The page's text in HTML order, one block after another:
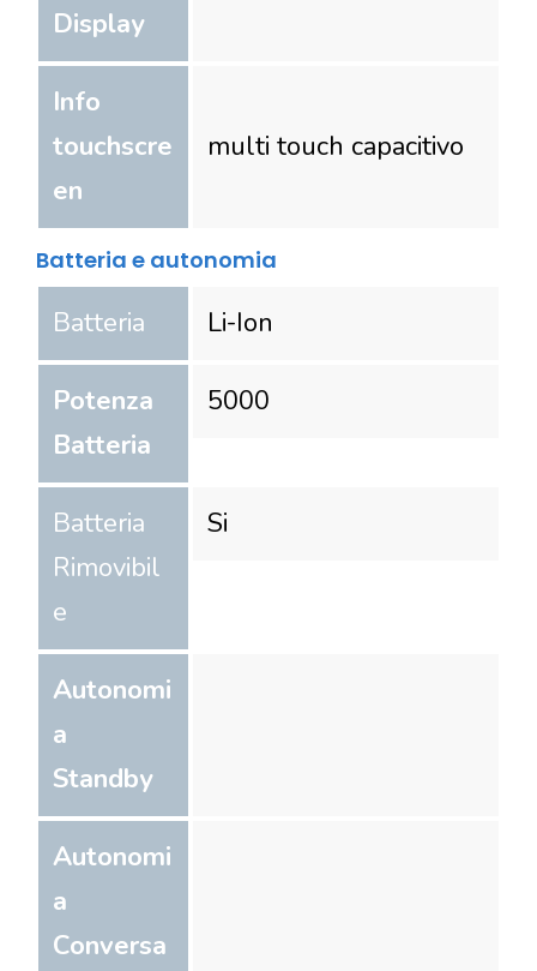
Display
Info
touchscre
en
multi touch capacitivo
Batteria e autonomia
Batteria Li-Ion
Potenza
Batteria
5000
Batteria
Rimovibil
e
Si
Autonomi
a
Standby
Autonomi
a
Conversa